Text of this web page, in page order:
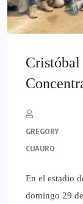
Cristóbal
GREGORY
CUAURO
En el estadio
domingo 29